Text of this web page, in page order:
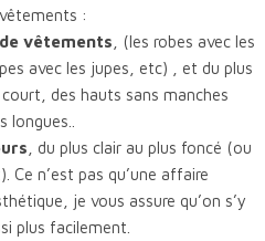
:
vêtements , (les robes avec les
avec les jupes, etc) , et du plus
des hauts sans manches
longues..
, du plus clair au plus foncé (ou
Ce n’est pas qu’une affaire
je vous assure qu’on s’y
plus facilement.